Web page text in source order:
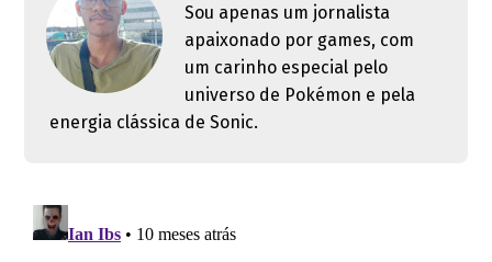
Sou apenas um jornalista
apaixonado por games, com
um carinho especial pelo
universo de Pokémon e pela
energia clássica de Sonic.